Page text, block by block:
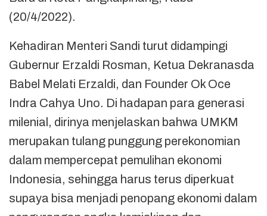
(20/4/2022).
Kehadiran Menteri Sandi turut didampingi
Gubernur Erzaldi Rosman, Ketua Dekranasda
Babel Melati Erzaldi, dan Founder Ok Oce
Indra Cahya Uno. Di hadapan para generasi
milenial, dirinya menjelaskan bahwa UMKM
merupakan tulang punggung perekonomian
dalam mempercepat pemulihan ekonomi
Indonesia, sehingga harus terus diperkuat
supaya bisa menjadi penopang ekonomi dalam